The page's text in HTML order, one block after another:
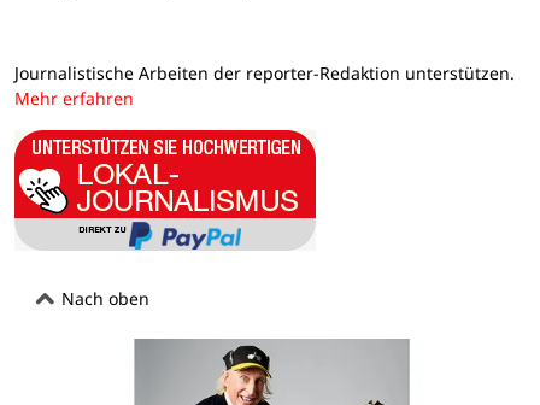
Journalistische Arbeiten der reporter-Redaktion unterstützen.
Mehr erfahren
Nach oben